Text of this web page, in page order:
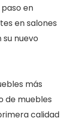
en
en salones
nuevo
más
de muebles
calidad